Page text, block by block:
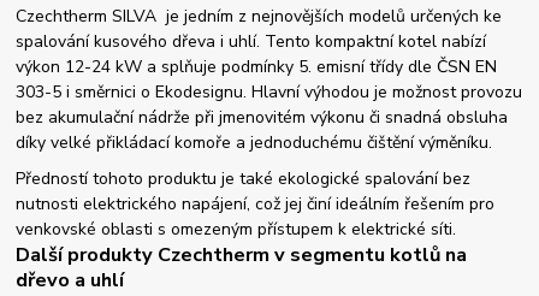
Czechtherm SILVA je jedním z nejnovějších modelů určených ke
spalování kusového dřeva i uhlí. Tento kompaktní kotel nabízí
výkon 12-24 kW a splňuje podmínky 5. emisní třídy dle ČSN EN
303-5 i směrnici o Ekodesignu. Hlavní výhodou je možnost provozu
bez akumulační nádrže při jmenovitém výkonu či snadná obsluha
díky velké přikládací komoře a jednoduchému čištění výměníku.
Předností tohoto produktu je také ekologické spalování bez
nutnosti elektrického napájení, což jej činí ideálním řešením pro
venkovské oblasti s omezeným přístupem k elektrické síti.
Další produkty Czechtherm v segmentu kotlů na
dřevo a uhlí